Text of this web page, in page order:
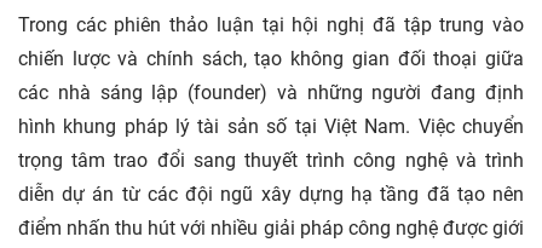
Trong các phiên thảo luận tại hội nghị đã tập trung vào
chiến lược và chính sách, tạo không gian đối thoại giữa
các nhà sáng lập (founder) và những người đang định
hình khung pháp lý tài sản số tại Việt Nam. Việc chuyển
trọng tâm trao đổi sang thuyết trình công nghệ và trình
diễn dự án từ các đội ngũ xây dựng hạ tầng đã tạo nên
điểm nhấn thu hút với nhiều giải pháp công nghệ được giới